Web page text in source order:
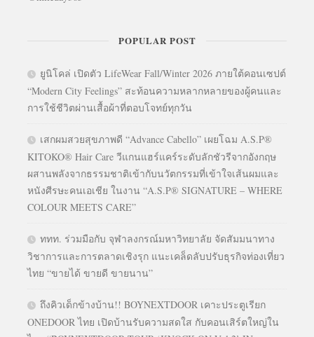
POPULAR POST
ยูนิโคล่ เปิดตัว LifeWear Fall/Winter 2026 ภายใต้คอนเซปต์
“Modern City Feelings” สะท้อนความหลากหลายของผู้คนและ
การใช้ชีวิตผ่านเสื้อผ้าที่ตอบโจทย์ทุกวัน
เสกผมสวยสุขภาพดี “Advance Cabello” เผยโฉม A.S.P®
KITOKO® Hair Care วีแกนแฮร์แคร์ระดับลักชัวรีจากอังกฤษ
ผสานพลังจากธรรมชาติเข้ากับนวัตกรรมที่เข้าใจเส้นผมและ
หนังศีรษะคนเอเชีย ในงาน “A.S.P® SIGNATURE – WHERE
COLOUR MEETS CARE”
ททท. ร่วมมือกับ จุฬาลงกรณ์มหาวิทยาลัย จัดสัมมนาทาง
วิชาการและการตลาดเชิงรุก แนะเคล็ดลับปรับธุรกิจท่องเที่ยว
ไทย “ขายได้ ขายดี ขายนาน”
ถึงคิวเด็กข้างบ้าน!! BOYNEXTDOOR เคาะประตูเรียก
ONEDOOR ไทย เปิดบ้านรับความสดใส กับคอนเสิร์ตใหญ่ใน